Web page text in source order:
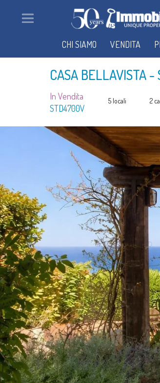
CASA BELLAVISTA-
In Vendita
STD4700V
5 locali 2
CHI SIAMO VENDITA